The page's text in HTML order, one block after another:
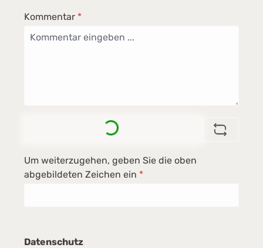
Kommentar *
Loading...
Um weiterzugehen, geben Sie die oben
abgebildeten Zeichen ein *
Datenschutz